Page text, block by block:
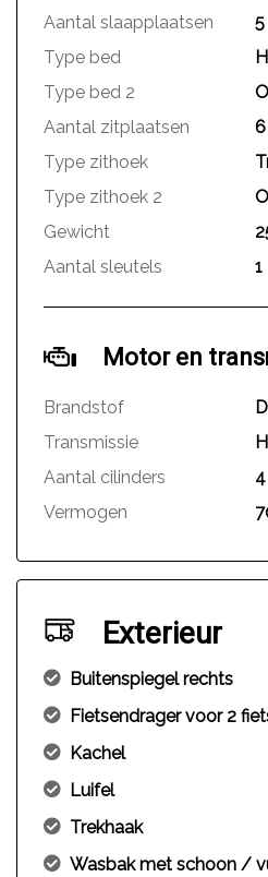
Aantal slaapplaatsen
5
Type bed
Type bed 2
Aantal zitplaatsen
6
Type zithoek
Type zithoek 2
Gewicht
Aantal sleutels
1
Motor en
Brandstof
Transmissie
Aantal cilinders
4
Vermogen
Exterieur
Buitenspiegel rechts
Fietsendrager voor 2
Kachel
Luifel
Trekhaak
Wasbak met schoon /